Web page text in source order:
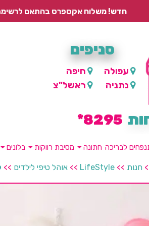
חדש! משלוח אקספרס בהתאם לרשימת היישובים – עד 2 ימי עסקים, ועד 4 ימי עסקים למוצרים
סניפים
עפולה
חיפה
נתניה
ראשל"צ
8295*
לבריכה חתונה מסיבת רווקות בלונים
חנות >>
LifeStyle
>> אוהל טיפי לילדים >>